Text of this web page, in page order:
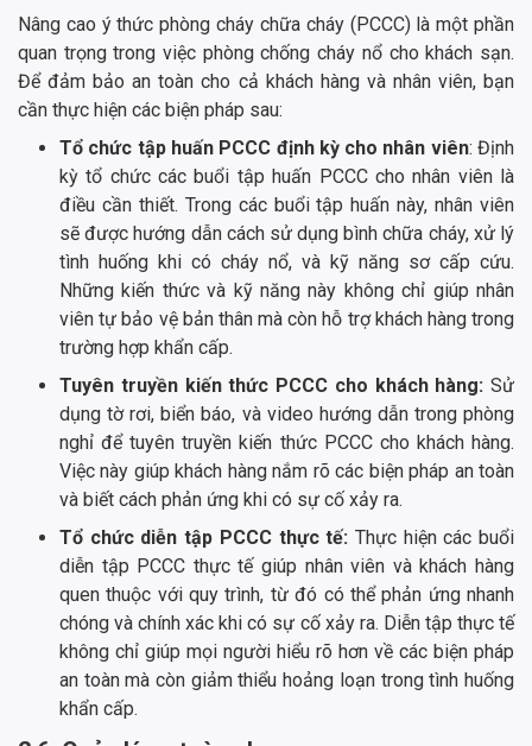
Nâng cao ý thức phòng cháy chữa cháy (PCCC) là một phần
quan trọng trong việc phòng chống cháy nổ cho khách sạn.
Để đảm bảo an toàn cho cả khách hàng và nhân viên, bạn
cần thực hiện các biện pháp sau:
Tổ chức tập huấn PCCC định kỳ cho nhân viên: Định
kỳ tổ chức các buổi tập huấn PCCC cho nhân viên là
điều cần thiết. Trong các buổi tập huấn này, nhân viên
sẽ được hướng dẫn cách sử dụng bình chữa cháy, xử lý
tình huống khi có cháy nổ, và kỹ năng sơ cấp cứu.
Những kiến thức và kỹ năng này không chỉ giúp nhân
viên tự bảo vệ bản thân mà còn hỗ trợ khách hàng trong
trường hợp khẩn cấp.
Tuyên truyền kiến thức PCCC cho khách hàng: Sử
dụng tờ rơi, biển báo, và video hướng dẫn trong phòng
nghỉ để tuyên truyền kiến thức PCCC cho khách hàng.
Việc này giúp khách hàng nắm rõ các biện pháp an toàn
và biết cách phản ứng khi có sự cố xảy ra.
Tổ chức diễn tập PCCC thực tế: Thực hiện các buổi
diễn tập PCCC thực tế giúp nhân viên và khách hàng
quen thuộc với quy trình, từ đó có thể phản ứng nhanh
chóng và chính xác khi có sự cố xảy ra. Diễn tập thực tế
không chỉ giúp mọi người hiểu rõ hơn về các biện pháp
an toàn mà còn giảm thiểu hoảng loạn trong tình huống
khẩn cấp.